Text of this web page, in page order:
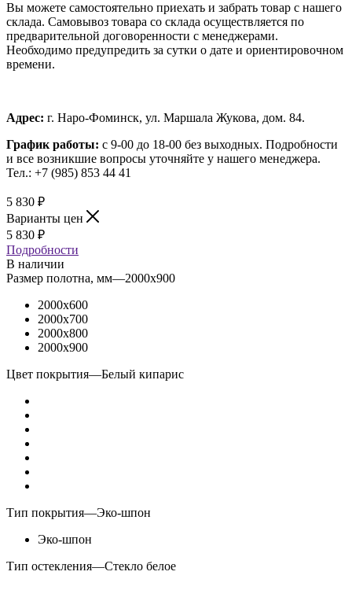
Вы можете самостоятельно приехать и забрать товар с нашего
склада. Самовывоз товара со склада осуществляется по
предварительной договоренности с менеджерами.
Необходимо предупредить за сутки о дате и ориентировочном
времени.
Адрес: г. Наро-Фоминск, ул. Маршала Жукова, дом. 84.
График работы: с 9-00 до 18-00 без выходных. Подробности
и все возникшие вопросы уточняйте у нашего менеджера.
Тел.: +7 (985) 853 44 41
5 830 ₽
Варианты цен
5 830 ₽
Подробности
В наличии
Размер полотна, мм—2000x900
2000x600
2000x700
2000x800
2000x900
Цвет покрытия—Белый кипарис
Тип покрытия—Эко-шпон
Эко-шпон
Тип остекления—Стекло белое